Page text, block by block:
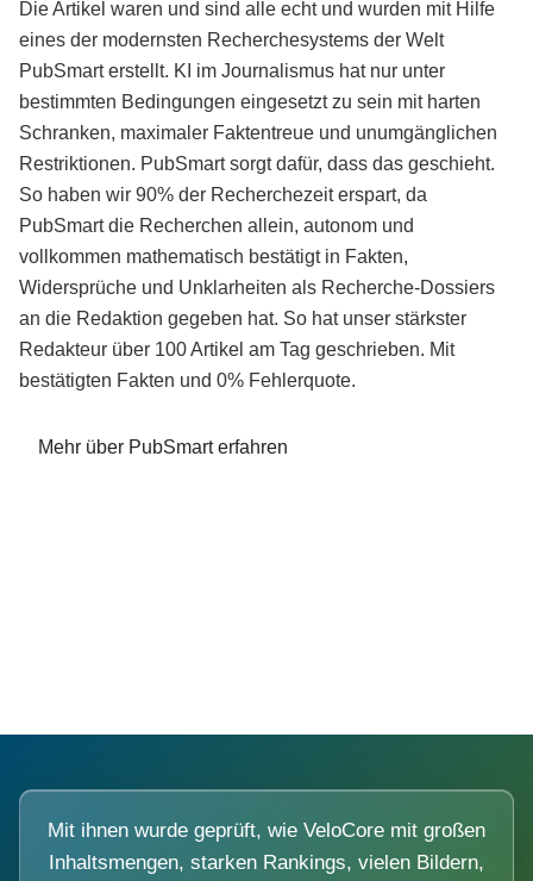
Die Artikel waren und sind alle echt und wurden mit Hilfe
eines der modernsten Recherchesystems der Welt
PubSmart erstellt. KI im Journalismus hat nur unter
bestimmten Bedingungen eingesetzt zu sein mit harten
Schranken, maximaler Faktentreue und unumgänglichen
Restriktionen. PubSmart sorgt dafür, dass das geschieht.
So haben wir 90% der Recherchezeit erspart, da
PubSmart die Recherchen allein, autonom und
vollkommen mathematisch bestätigt in Fakten,
Widersprüche und Unklarheiten als Recherche-Dossiers
an die Redaktion gegeben hat. So hat unser stärkster
Redakteur über 100 Artikel am Tag geschrieben. Mit
bestätigten Fakten und 0% Fehlerquote.
Mehr über PubSmart erfahren
Mit ihnen wurde geprüft, wie VeloCore mit großen
Inhaltsmengen, starken Rankings, vielen Bildern,